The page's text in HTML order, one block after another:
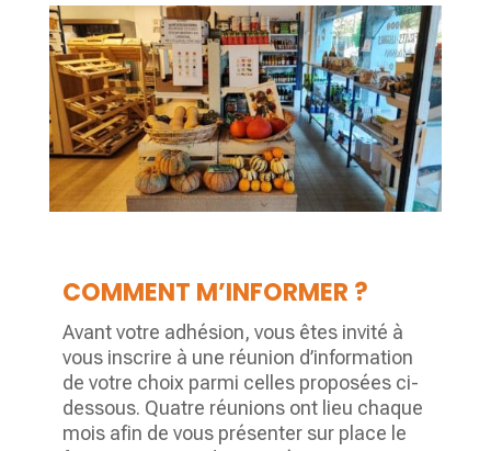
COMMENT M’INFORMER ?
Avant votre adhésion, vous êtes invité à
vous inscrire à une réunion d’information
de votre choix parmi celles proposées ci-
dessous. Quatre réunions ont lieu chaque
mois afin de vous présenter sur place le